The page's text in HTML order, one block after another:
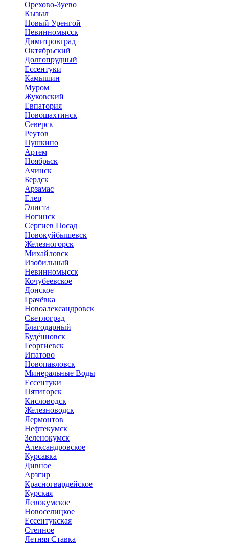
Орехово-Зуево
Кызыл
Новый Уренгой
Невинномысск
Димитровград
Октябрьский
Долгопрудный
Ессентуки
Камышин
Муром
Жуковский
Евпатория
Новошахтинск
Северск
Реутов
Пушкино
Артем
Ноябрьск
Ачинск
Бердск
Арзамас
Елец
Элиста
Ногинск
Сергиев Посад
Новокуйбышевск
Железногорск
Михайловск
Изобильный
Невинномысск
Кочубеевское
Донское
Грачёвка
Новоалександровск
Светлоград
Благодарный
Будённовск
Георгиевск
Ипатово
Новопавловск
Минеральные Воды
Ессентуки
Пятигорск
Кисловодск
Железноводск
Лермонтов
Нефтекумск
Зеленокумск
Александровское
Курсавка
Дивное
Арзгир
Красногвардейское
Курская
Левокумское
Новоселицкое
Ессентукская
Степное
Летняя Ставка